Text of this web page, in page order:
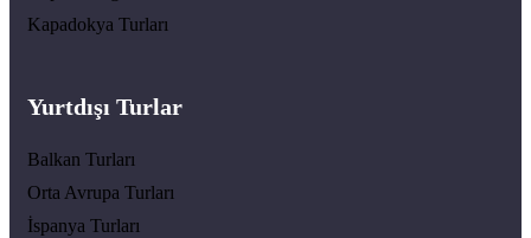
Kapadokya Turları
Yurtdışı Turlar
Balkan Turları
Orta Avrupa Turları
İspanya Turları